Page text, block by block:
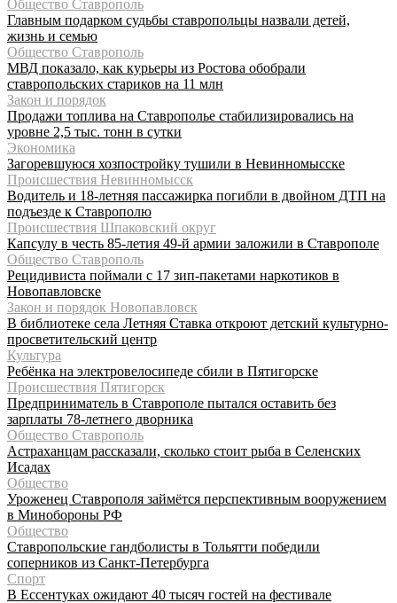
Общество Ставрополь
Главным подарком судьбы ставропольцы назвали детей,
жизнь и семью
Общество Ставрополь
МВД показало, как курьеры из Ростова обобрали
ставропольских стариков на 11 млн
Закон и порядок
Продажи топлива на Ставрополье стабилизировались на
уровне 2,5 тыс. тонн в сутки
Экономика
Загоревшуюся хозпостройку тушили в Невинномысске
Происшествия Невинномысск
Водитель и 18-летняя пассажирка погибли в двойном ДТП на
подъезде к Ставрополю
Происшествия Шпаковский округ
Капсулу в честь 85-летия 49-й армии заложили в Ставрополе
Общество Ставрополь
Рецидивиста поймали с 17 зип-пакетами наркотиков в
Новопавловске
Закон и порядок Новопавловск
В библиотеке села Летняя Ставка откроют детский культурно-
просветительский центр
Культура
Ребёнка на электровелосипеде сбили в Пятигорске
Происшествия Пятигорск
Предприниматель в Ставрополе пытался оставить без
зарплаты 78-летнего дворника
Общество Ставрополь
Астраханцам рассказали, сколько стоит рыба в Селенских
Исадах
Общество
Уроженец Ставрополя займётся перспективным вооружением
в Минобороны РФ
Общество
Ставропольские гандболисты в Тольятти победили
соперников из Санкт-Петербурга
Спорт
В Ессентуках ожидают 40 тысяч гостей на фестивале